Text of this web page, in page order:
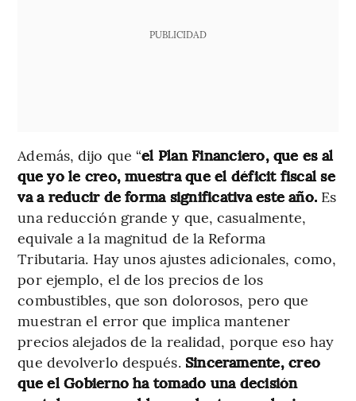
PUBLICIDAD
Además, dijo que “el Plan Financiero, que es al
que yo le creo, muestra que el déficit fiscal se
va a reducir de forma significativa este año. Es
una reducción grande y que, casualmente,
equivale a la magnitud de la Reforma
Tributaria. Hay unos ajustes adicionales, como,
por ejemplo, el de los precios de los
combustibles, que son dolorosos, pero que
muestran el error que implica mantener
precios alejados de la realidad, porque eso hay
que devolverlo después. Sinceramente, creo
que el Gobierno ha tomado una decisión